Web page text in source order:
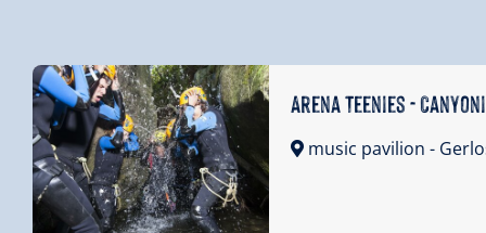
Arena Teenies -
music pavilion -